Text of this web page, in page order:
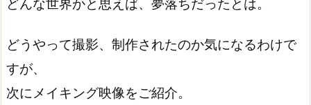
どうやって撮影、制作されたのか気になるわけで
すが、
次にメイキング映像をご紹介。